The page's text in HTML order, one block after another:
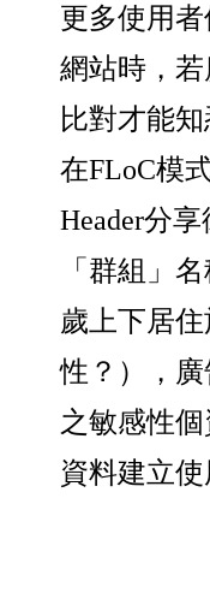
更多使用
網站時，
比對才能
在FLoC模
Header分
「群組」
歲上下居
性？），
之敏感性
資料建立使